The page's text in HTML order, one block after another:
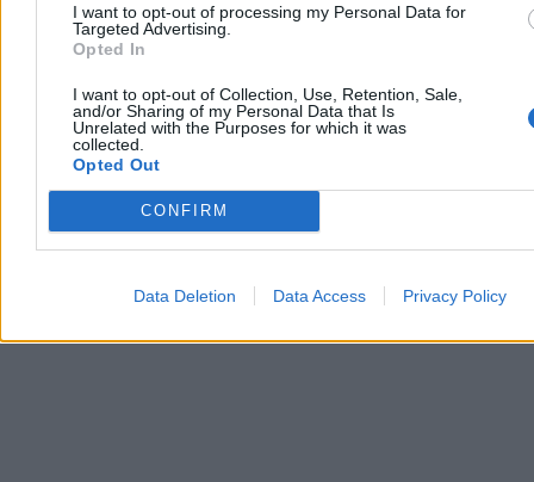
I want to opt-out of processing my Personal Data for
Targeted Advertising.
Opted In
I want to opt-out of Collection, Use, Retention, Sale,
and/or Sharing of my Personal Data that Is
Unrelated with the Purposes for which it was
collected.
Opted Out
CONFIRM
Data Deletion Data Access Privacy Policy
zatem PiS-u, którym można straszyć, potrzebuje Kaczyńskiego,
który nie jest zbyt słaby. Bez niego bowiem istnienie KO nie ma
wielkiego sensu.
Reklama
Reklama